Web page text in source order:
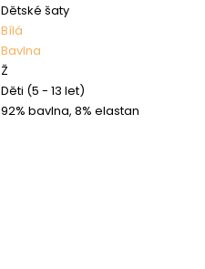
Dětské šaty
Bílá
Bavlna
Ž
Děti (5 - 13 let)
92% bavlna, 8% elastan